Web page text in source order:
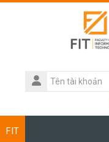
Tên
tài
FIT